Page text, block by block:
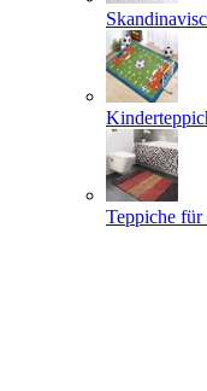
Teppiche für